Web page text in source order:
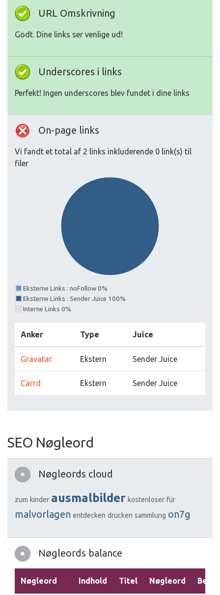
URL Omskrivning
Godt. Dine links ser venlige ud!
Underscores i links
Perfekt! Ingen underscores blev fundet i dine links
On-page links
Vi fandt et total af 2 links inkluderende 0 link(s) til
filer
Eksterne Links : noFollow 0%
Eksterne Links : Sender Juice 100%
Interne Links 0%
Anker Type Juice
Gravatar Ekstern Sender Juice
Carrd Ekstern Sender Juice
SEO Nøgleord
Nøgleords cloud
zum kinder ausmalbilder kostenloser für
malvorlagen entdecken drucken sammlung on7g
Nøgleords balance
Nøgleord Indhold Titel Nøgleord